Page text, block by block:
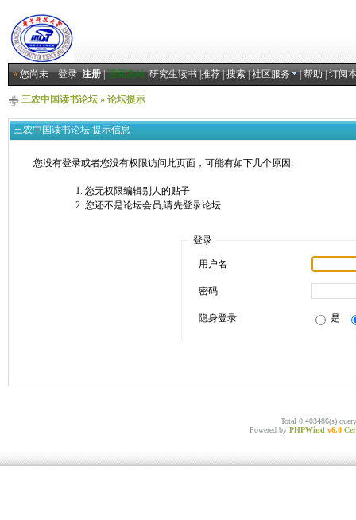
»您尚未登录 注册|返回主站|研究生读书|推荐|搜索|社区服务 |帮助|订阅
三农中国读书论坛» 论坛提示
三农中国读书论坛 提示信息
您没有登录或者您没有权限访问此页面，可能有如下几个原因:
您无权限编辑别人的贴子
您还不是论坛会员,请先登录论坛
登录
用户名
密码
隐身登录 是
Total 0.403486(s)
Powered by PHPWind v6.0